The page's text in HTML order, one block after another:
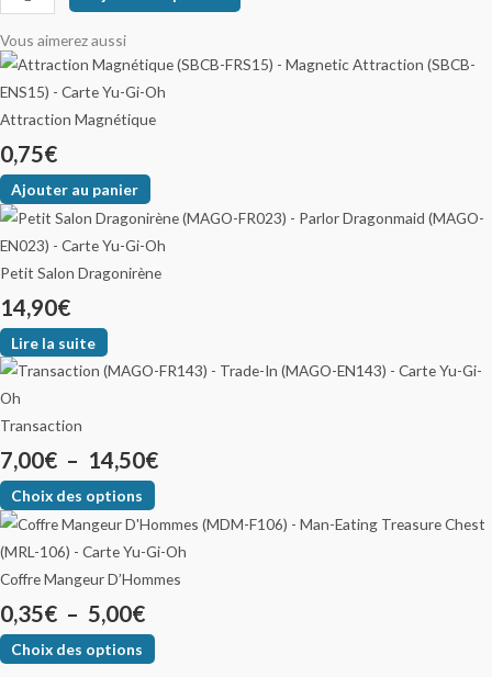
Vous aimerez aussi
Attraction Magnétique
0,75€
Ajouter au panier
Petit Salon Dragonirène
14,90€
Lire la suite
Transaction
7,00€ – 14,50€
Choix des options
Coffre Mangeur D’Hommes
0,35€ – 5,00€
Choix des options